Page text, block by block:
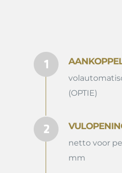
(OPTIE)
netto voor
mm